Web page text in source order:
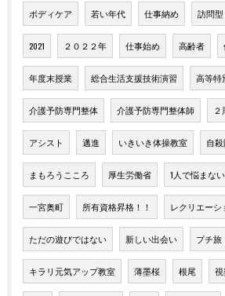
ボディケア 若い年代 仕事納め 訪問型
2021 ２０２２年 仕事始め 高齢者
年度末授業 総合生活支援技術演習 高等特
介護予防専門整体 介護予防専門整体師
アシスト 邁進 いきいき体操教室 自
まもろうこころ 厚生労働省 1人で悩まな
一宮奥町 所有資格昇格！！ レクリエー
ただの遊びではない 新しい出会い プチ旅
キラリ元気アップ教室 薄墨桜 根尾